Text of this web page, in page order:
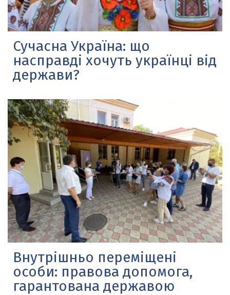
Сучасна Україна: що
насправді хочуть українці від
держави?
Внутрішньо переміщені
особи: правова допомога,
гарантована державою